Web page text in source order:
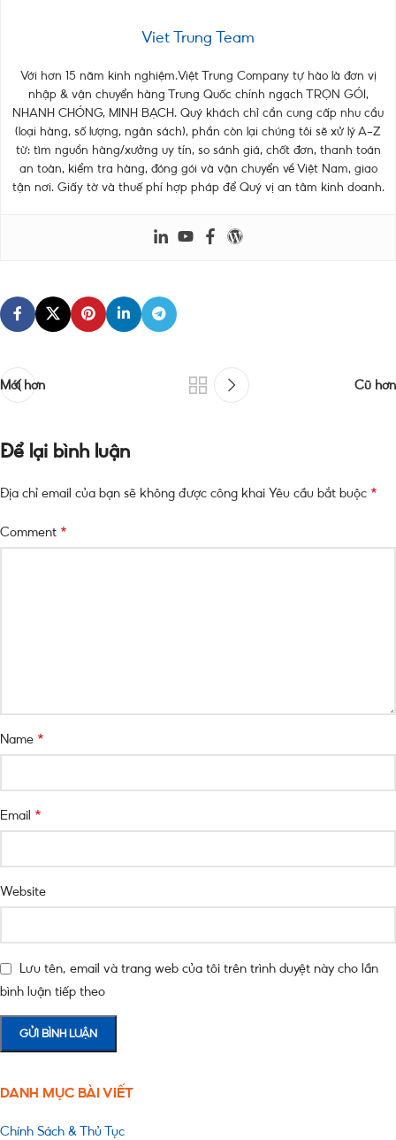
Viet Trung Team
Với hơn 15 năm kinh nghiệm.Việt Trung Company tự hào là đơn vị
nhập & vận chuyển hàng Trung Quốc chính ngạch TRỌN GÓI,
NHANH CHÓNG, MINH BẠCH. Quý khách chỉ cần cung cấp nhu cầu
(loại hàng, số lượng, ngân sách), phần còn lại chúng tôi sẽ xử lý A–Z
từ: tìm nguồn hàng/xưởng uy tín, so sánh giá, chốt đơn, thanh toán
an toàn, kiểm tra hàng, đóng gói và vận chuyển về Việt Nam, giao
tận nơi. Giấy tờ và thuế phí hợp pháp để Quý vị an tâm kinh doanh.
Mới hơn Cũ hơn
Để lại bình luận
Địa chỉ email của bạn sẽ không được công khai Yêu cầu bắt buộc *
Comment *
Name *
Email *
Website
Lưu tên, email và trang web của tôi trên trình duyệt này cho lần
bình luận tiếp theo
DANH MỤC BÀI VIẾT
Chính Sách & Thủ Tục